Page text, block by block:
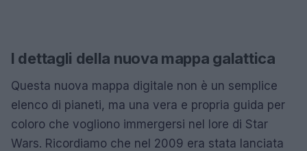
I dettagli della nuova mappa galattica
Questa nuova mappa digitale non è un semplice
elenco di pianeti, ma una vera e propria guida per
coloro che vogliono immergersi nel lore di Star
Wars. Ricordiamo che nel 2009 era stata lanciata